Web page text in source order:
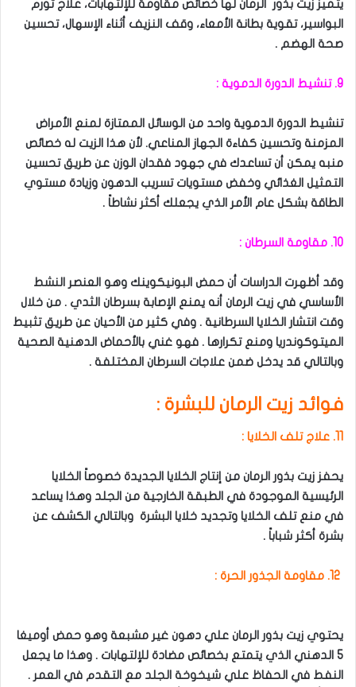
يتميز زيت بذور الرمان لها خصائص مقاومة للإلتهابات، علاج تورم
البواسير، تقوية بطانة الأمعاء، وقف النزيف أثناء الإسهال، تحسين
صحة الهضم .
9. تنشيط الدورة الدموية :
تنشيط الدورة الدموية واحد من الوسائل الممتازة لمنع الأمراض
المزمنة وتحسين كفاءة الجهاز المناعي. لأن هذا الزيت له خصائص
منبه يمكن أن تساعدك في جهود فقدان الوزن عن طريق تحسين
التمثيل الغذائي وخفض مستويات تسريب الدهون وزيادة مستوي
الطاقة بشكل عام الأمر الذي يجعلك أكثر نشاطاً .
10. مقاومة السرطان :
وقد أظهرت الدراسات أن حمض البونيكوينك وهو العنصر النشط
الأساسي في زيت الرمان أنه يمنع الإصابة بسرطان الثدي . من خلال
وقت انتشار الخلايا السرطانية . وفي كثير من الأحيان عن طريق تثبيط
الميتوكوندريا ومنع تكرارها . فهو غني بالأحماض الدهنية الصحية
وبالتالي قد يدخل ضمن علاجات السرطان المختلفة .
فوائد زيت الرمان للبشرة :
11. علاج تلف الخلايا :
يحفز زيت بذور الرمان من إنتاج الخلايا الجديدة خصوصاً الخلايا
الرئيسية الموجودة في الطبقة الخارجية من الجلد وهذا يساعد
في منع تلف الخلايا وتجديد خلايا البشرة وبالتالي الكشف عن
بشرة أكثر شباباً .
يحتوي زيت بذور الرمان علي دهون غير مشبعة وهو حمض أوميغا
5 الدهني الذي يتمتع بخصائص مضادة للإلتهابات . وهذا ما يجعل
النفط في الحفاظ علي شيخوخة الجلد مع التقدم في العمر .